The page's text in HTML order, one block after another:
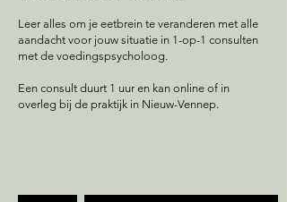
Leer alles om je eetbrein te veranderen met alle
aandacht voor jouw situatie in 1-op-1 consulten
met de voedingspsycholoog.
Een consult duurt 1 uur en kan online of in
overleg bij de praktijk in Nieuw-Vennep.